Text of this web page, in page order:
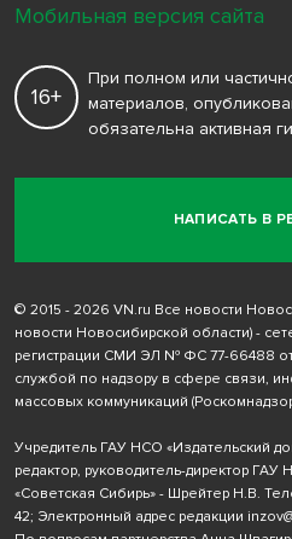
НАПИСАТЬ В
16+
При полном или
материалов,
обязательна активная
© 2015 - 2026 VN.ru Все новости
новости Новосибирской области) -
регистрации СМИ ЭЛ № ФС 77-66488
службой по надзору в сфере связи,
массовых коммуникаций
Учредитель ГАУ НСО «Издательский
редактор, руководитель-директор ГАУ
«Советская Сибирь» - Шрейтер Н.В.
42; Электронный адрес редакции
Мобильная версия сайта